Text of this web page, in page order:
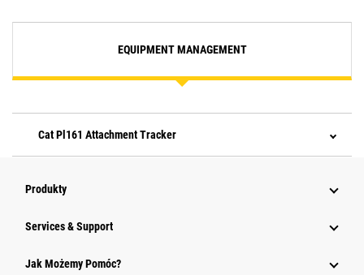
EQUIPMENT MANAGEMENT
Cat Pl161 Attachment Tracker
Produkty
Services & Support
Jak Możemy Pomóc?